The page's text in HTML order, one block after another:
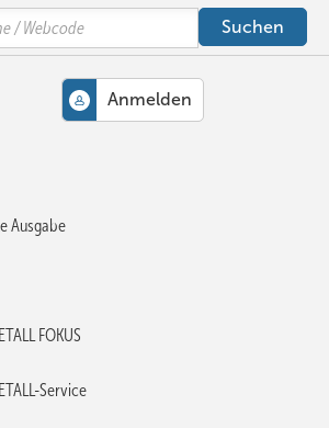
des Jahres 2024
Ausgabe
FOKUS
Service